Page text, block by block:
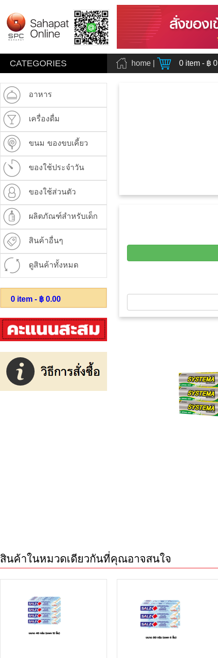
CATEGORIES home 0 item - ฿
อาหาร
เครื่องดื่ม
ขนม ของขบเคี้ยว
ของใช้ประจำวัน
ของใช้ส่วนตัว
ผลิตภัณฑ์สำหรับเด็ก
สินค้าอื่นๆ
ดูสินค้าทั้งหมด
0 item - ฿ 0.00
สินค้าในหมวดเดียวกันที่คุณอาจสนใจ